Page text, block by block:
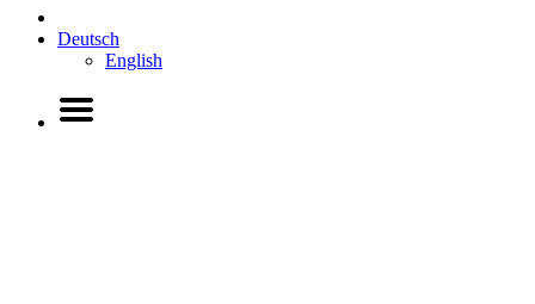
Deutsch
English